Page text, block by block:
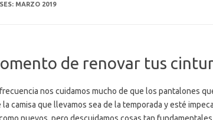
MARZO 2019
de renovar tus
nos cuidamos mucho de que los pantalones
camisa que llevamos sea de la temporada y esté